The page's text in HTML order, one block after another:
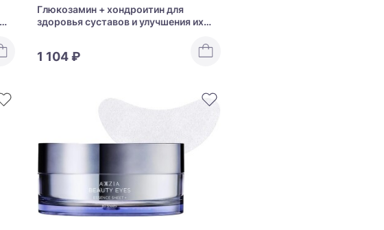
Глюкозамин + хондроитин для
здоровья суставов и улучшения их
1 104 ₽